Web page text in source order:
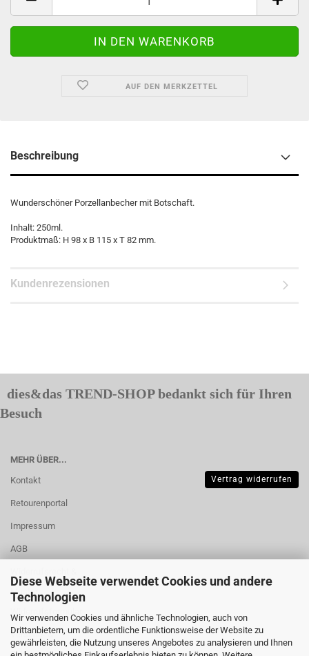
Diese Webseite verwendet Cookies und andere
Technologien
Wir verwenden Cookies und ähnliche Technologien, auch von
Drittanbietern, um die ordentliche Funktionsweise der Website zu
gewährleisten, die Nutzung unseres Angebotes zu analysieren und Ihnen
AUF DEN MERKZETTEL
Beschreibung
Wunderschöner Porzellanbecher mit Botschaft.
Inhalt: 250ml.
Produktmaß: H 98 x B 115 x T 82 mm.
Kundenrezensionen
dies&das TREND-SHOP bedankt sich für Ihren
Besuch
MEHR ÜBER...
Kontakt
Retourenportal
Impressum
AGB
Muster-
Widerrufsformular
Versand- &
Vertrag widerrufen